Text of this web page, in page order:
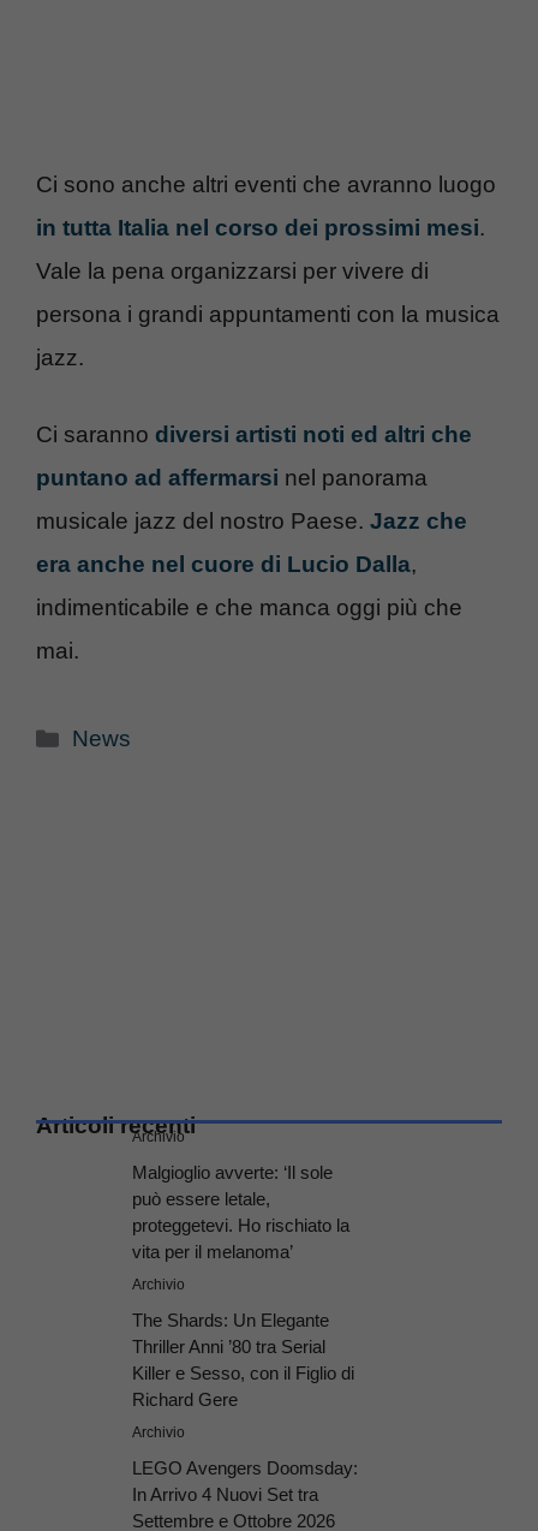
Ci sono anche altri eventi che avranno luogo
in tutta Italia nel corso dei prossimi mesi.
Vale la pena organizzarsi per vivere di
persona i grandi appuntamenti con la musica
jazz.
Ci saranno diversi artisti noti ed altri che
puntano ad affermarsi nel panorama
musicale jazz del nostro Paese. Jazz che
era anche nel cuore di Lucio Dalla,
indimenticabile e che manca oggi più che
mai.
Categorie
News
Articoli recenti
Archivio
Malgioglio avverte: ‘Il sole
può essere letale,
proteggetevi. Ho rischiato la
vita per il melanoma’
Archivio
The Shards: Un Elegante
Thriller Anni ’80 tra Serial
Killer e Sesso, con il Figlio di
Richard Gere
Archivio
LEGO Avengers Doomsday:
In Arrivo 4 Nuovi Set tra
Settembre e Ottobre 2026